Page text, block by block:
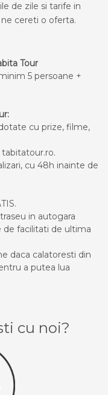
de zile si tarife in
cereti o oferta.
Tour
5 persoane +
cu prize, filme,
cu 48h inainte de
in autogara
de facilitati de ultima
daca calatoresti din
a putea lua
cu noi?